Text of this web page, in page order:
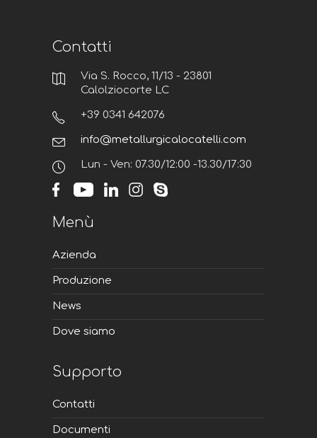
Contatti
Via S. Rocco, 11/13 - 23801
Calolziocorte LC
+39 0341 642076
info@metallurgicalocatelli.com
Lun - Ven: 07.30/12:00 -13.30/17:30
Menù
Azienda
Produzione
News
Dove siamo
Supporto
Contatti
Documenti